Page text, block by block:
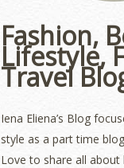
Fashion,
Lifestyle,
Travel
Iena Eliena’s Blog
style as a part time
Love to share all